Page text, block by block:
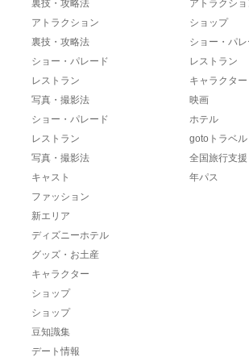
裏技・攻略法
アトラクション
裏技・攻略法
ショー・パレード
レストラン
写真・撮影法
ショー・パレード
レストラン
写真・撮影法
キャスト
ファッション
新エリア
ディズニーホテル
グッズ・お土産
キャラクター
ショップ
ショップ
豆知識集
デート情報
アトラクシ
ショップ
ショー・パ
レストラン
キャラクター
映画
ホテル
gotoトラベル
全国旅行支援
年パス